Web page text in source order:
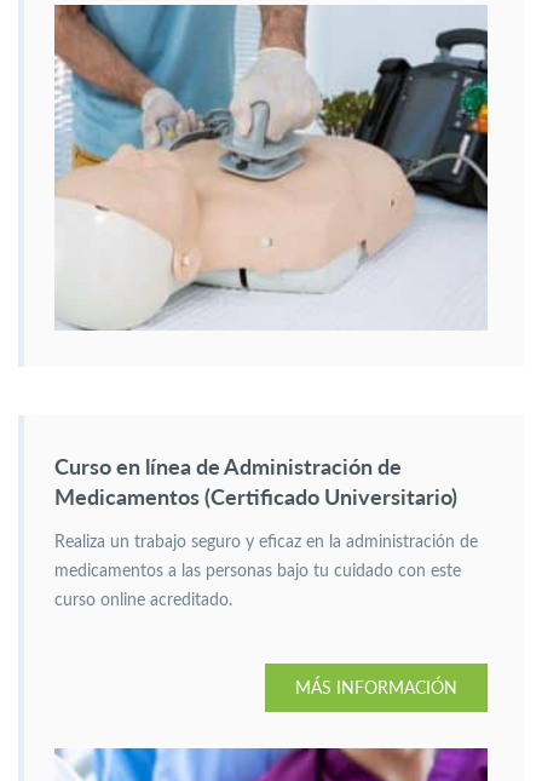
Curso en línea de Administración de
Medicamentos (Certificado Universitario)
Realiza un trabajo seguro y eficaz en la administración de
medicamentos a las personas bajo tu cuidado con este
curso online acreditado.
MÁS INFORMACIÓN